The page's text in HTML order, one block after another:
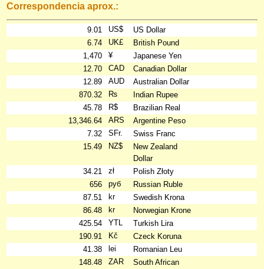
Correspondencia aprox.:
9.01 US$
US Dollar
6.74
UK£
British Pound
1,470
¥
Japanese Yen
12.70
CAD
Canadian Dollar
12.89
AUD
Australian Dollar
870.32
₨
Indian Rupee
45.78
R$
Brazilian Real
13,346.64
ARS
Argentine Peso
7.32
SFr.
Swiss Franc
15.49
NZ$
New Zealand
Dollar
34.21
zł
Polish Złoty
656
руб
Russian Ruble
87.51
kr
Swedish Krona
86.48
kr
Norwegian Krone
425.54
YTL
Turkish Lira
190.91
Kč
Czeck Koruna
41.38
lei
Romanian Leu
148.48
ZAR
South African